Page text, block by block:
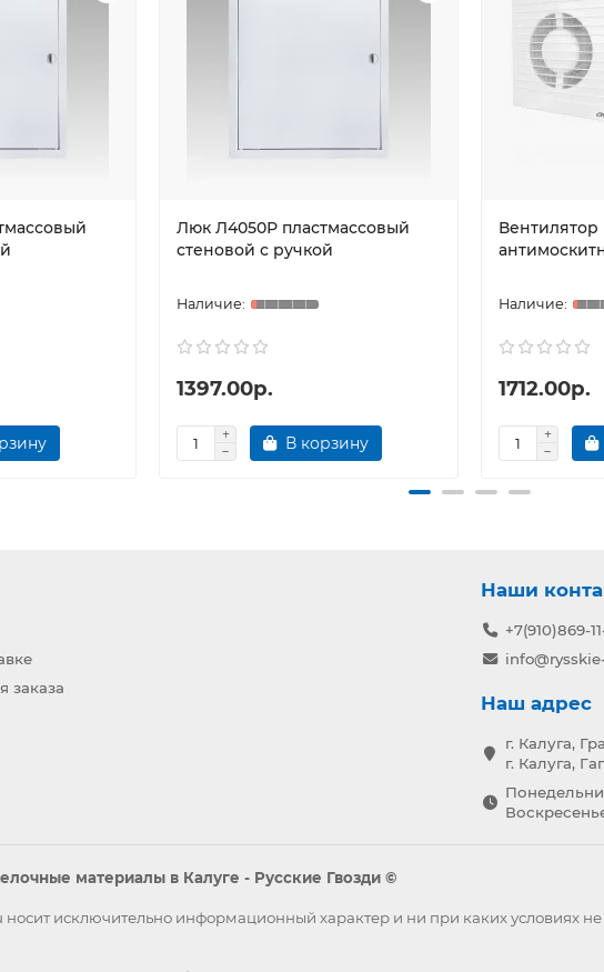
Люк Л4050Р пластмассовый
стеновой с ручкой
1397.00р.
В корзину
Вентилятор
1712.00р.
заказа
Наши
+7(910)869-
Наш адрес
г. Калуга,
г. Калуга,
материалы в Калуге - Русские Гвозди ©
исключительно информационный характер и ни при каких условиях